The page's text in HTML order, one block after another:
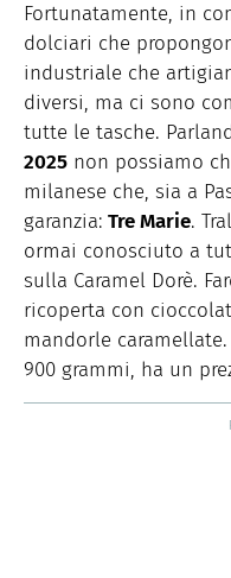
Fortunatamente, in
dolciari che
industriale che
diversi, ma ci sono
tutte le tasche.
2025 non possiamo
milanese che, sia a
garanzia: Tre Marie.
ormai conosciuto a
sulla Caramel Dorè.
ricoperta con
mandorle
900 grammi, ha un